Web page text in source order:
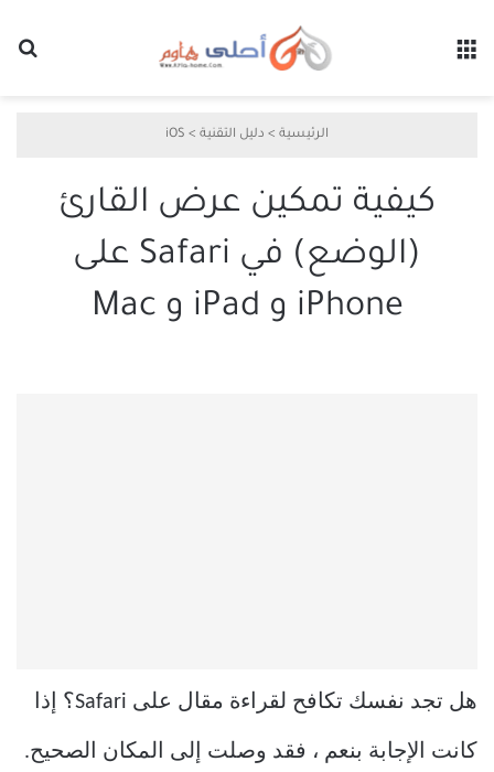
الرئيسية > دليل التقنية >
iOS
كيفية تمكين عرض القارئ
(الوضع) في Safari على
iPhone و iPad و Mac
هل تجد نفسك تكافح لقراءة مقال على Safari؟ إذا
كانت الإجابة بنعم ، فقد وصلت إلى المكان الصحيح.